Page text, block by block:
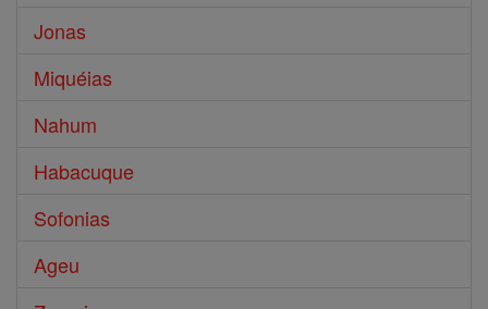
Jonas
Miquéias
Nahum
Habacuque
Sofonias
Ageu